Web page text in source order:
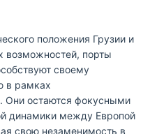
положения Грузии и
возможностей, порты
своему
в рамках
Они остаются фокусными
динамики между Европой
свою незаменимость в